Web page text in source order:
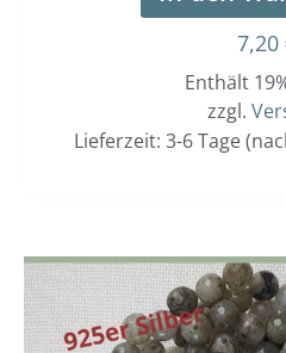
7,20
Enthält
zzgl.
Lieferzeit: 3-6 Tage